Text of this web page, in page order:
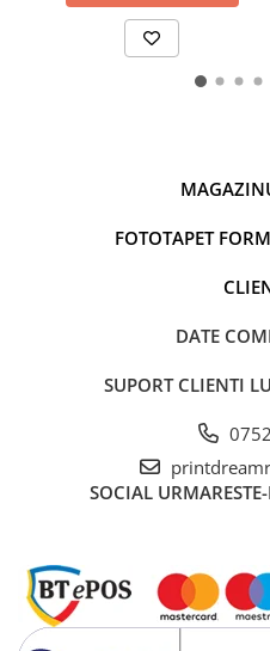
FOTOTAPET
DATE
SUPORT CLIENTI
SOCIAL